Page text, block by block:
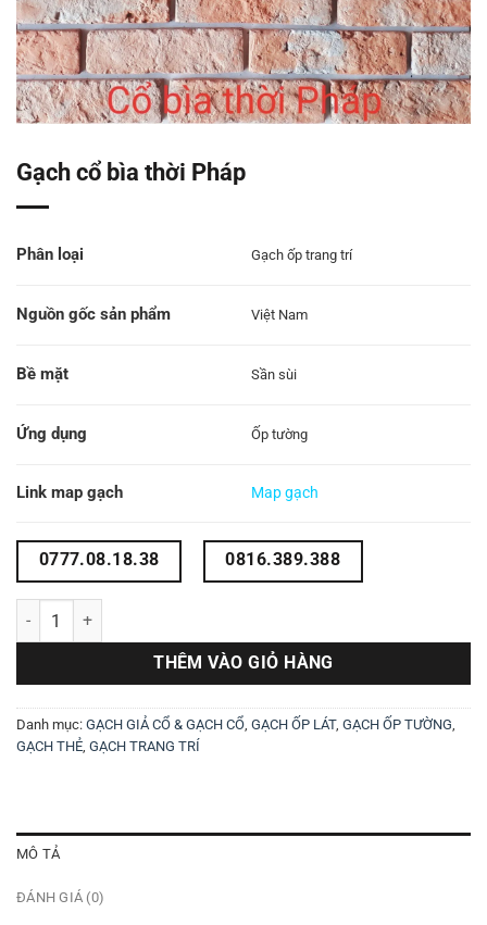
Gạch cổ bìa thời Pháp
Phân loại Gạch ốp trang trí
Nguồn gốc sản phẩm Việt Nam
Bề mặt Sần sùi
Ứng dụng Ốp tường
Link map gạch Map gạch
0777.08.18.38 0816.389.388
Gạch cổ bìa thời Pháp số lượng
THÊM VÀO GIỎ HÀNG
Danh mục: GẠCH GIẢ CỔ & GẠCH CỔ GẠCH ỐP LÁT, GẠCH ỐP TƯỜNG
GẠCH THẺ GẠCH TRANG TRÍ
MÔ TẢ
ĐÁNH GIÁ (0)